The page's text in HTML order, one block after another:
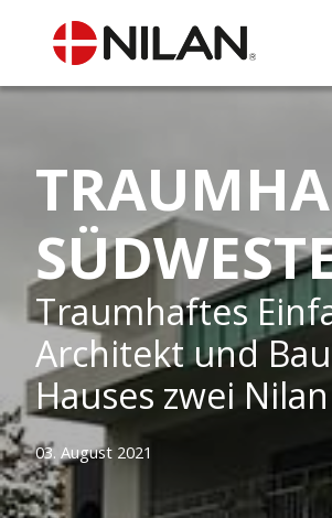
Traumhaftes
Architekt und
Hauses zwei
03. August 2021